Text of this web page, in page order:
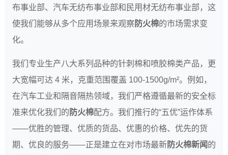
布事业部、汽车无纺布事业部和民用材无纺布事业部，这
使我们能够从多个应用场景来观察防火棉的市场需求变
化。
我们专业生产八大系列品种的针刺棉和喷胶棉类产品，更
大宽幅可达 4 米，克重范围覆盖 100-1500g/m²。例如，
在汽车工业和隔音隔热领域，我们严格遵循最新的安全标
准来优化我们的 防火棉配方。我们推行的“五优”运作体系
——优胜的管理、优质的货品、优惠的价格、优先的货
期、优良的服务——正是建立在对市场最新防火棉新闻的